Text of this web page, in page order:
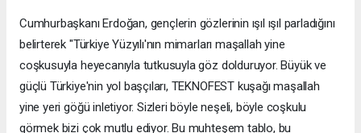
Cumhurbaşkanı Erdoğan, gençlerin gözlerinin ışıl ışıl parladığını
belirterek "Türkiye Yüzyılı'nın mimarları maşallah yine
coşkusuyla heyecanıyla tutkusuyla göz dolduruyor. Büyük ve
güçlü Türkiye'nin yol başçıları, TEKNOFEST kuşağı maşallah
yine yeri göğü inletiyor. Sizleri böyle neşeli, böyle coşkulu
görmek bizi çok mutlu ediyor. Bu muhteşem tablo, bu